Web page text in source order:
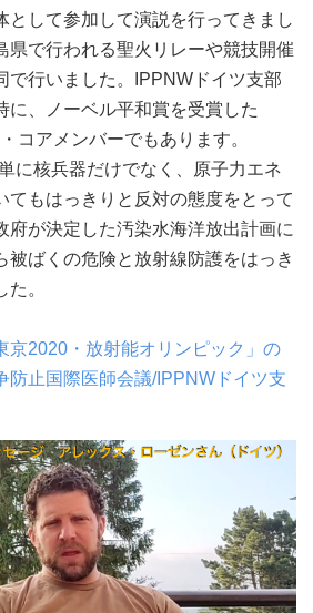
として参加して演説を行ってきまし
県で行われる聖火リレーや競技開催
で行いました。IPPNWドイツ支部
に、ノーベル平和賞を受賞した
コアメンバーでもあります。
に核兵器だけでなく、原子力エネ
てもはっきりと反対の態度をとって
府が決定した汚染水海洋放出計画に
被ばくの危険と放射線防護をはっき
。
京2020・放射能オリンピック」の
止国際医師会議/IPPNWドイツ支